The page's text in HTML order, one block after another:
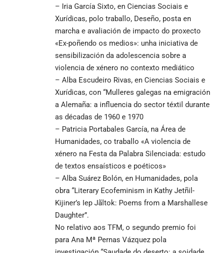
– Iria García Sixto, en Ciencias Sociais e
Xurídicas, polo traballo, Deseño, posta en
marcha e avaliación de impacto do proxecto
«Ex-poñendo os medios»: unha iniciativa de
sensibilización da adolescencia sobre a
violencia de xénero no contexto mediático
– Alba Escudeiro Rivas, en Ciencias Sociais e
Xurídicas, con “Mulleres galegas na emigración
a Alemaña: a influencia do sector téxtil durante
as décadas de 1960 e 1970
– Patricia Portabales García, na Área de
Humanidades, co traballo «A violencia de
xénero na Festa da Palabra Silenciada: estudo
de textos ensaísticos e poéticos»
– Alba Suárez Bolón, en Humanidades, pola
obra “Literary Ecofeminism in Kathy Jetñil-
Kijiner’s Iep Jãltok: Poems from a Marshallese
Daughter”.
No relativo aos TFM, o segundo premio foi
para Ana Mª Pernas Vázquez pola